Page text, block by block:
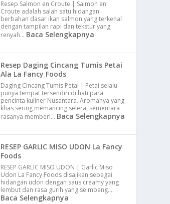
Resep Salmon en Croute | Salmon en
Croute adalah salah satu hidangan
berbahan dasar ikan salmon yang terkenal
dengan tampilan rapi dan tekstur yang
renyah… Baca Selengkapnya
Resep Daging Cincang Tumis Petai
Ala La Fancy Foods
Daging Cincang Tumis Petai | Petai selalu
punya tempat tersendiri di hati para
pencinta kuliner Nusantara. Aromanya yang
khas sering memancing selera, sementara
rasanya memberi… Baca Selengkapnya
RESEP GARLIC MISO UDON La Fancy
Foods
RESEP GARLIC MISO UDON | Garlic Miso
Udon La Fancy Foods disajikan sebagai
hidangan udon dengan saus creamy yang
lembut dan rasa gurih yang seimbang.…
Baca Selengkapnya